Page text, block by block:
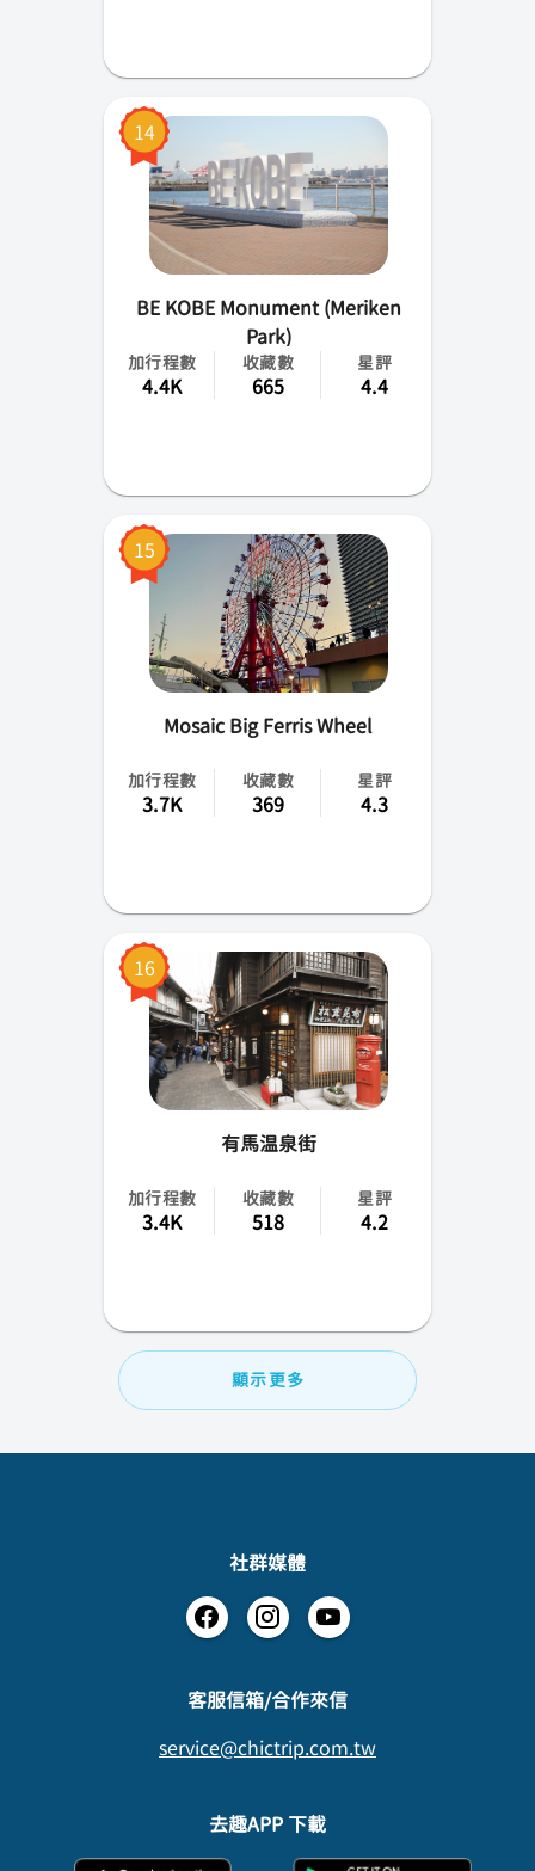
14
BE KOBE Monument (Meriken
Park)
加行程數
4.4K
收藏數
665
星評
4.4
15
Mosaic Big Ferris Wheel
加行程數
3.7K
收藏數
369
星評
4.3
16
有馬温泉街
加行程數
3.4K
收藏數
518
星評
4.2
顯示更多
社群媒體
​客服信箱/合作來信
service@chictrip.com.tw
去趣APP 下載